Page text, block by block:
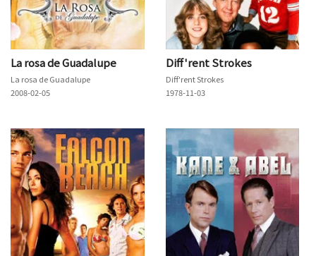
La rosa de Guadalupe
La rosa de Guadalupe
2008-02-05
Diff'rent Strokes
Diff'rent Strokes
1978-11-03